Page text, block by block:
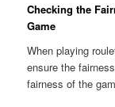
Checking the
Game
When playing
ensure the
fairness of the